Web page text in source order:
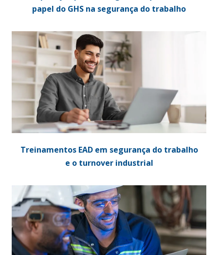
papel do GHS na segurança do trabalho
Treinamentos EAD em segurança do trabalho
e o turnover industrial